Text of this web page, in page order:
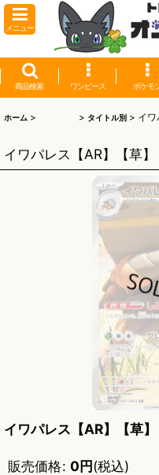
メニュー
商品検索 ワンピース ポケモ
ホーム > > タイトル別 > イワ
イワパレス【AR】【草】
イワパレス【AR】【草】
販売価格: 0円(税込)